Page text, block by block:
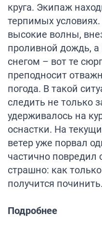
круга. Экипаж
терпимых
высокие волны,
проливной дождь, а
снегом – вот те
преподносит
погода. В такой
следить не только
удерживалось на
оснастки. На
ветер уже порвал
частично повредил
страшно: как
получится починить.
Подробнее